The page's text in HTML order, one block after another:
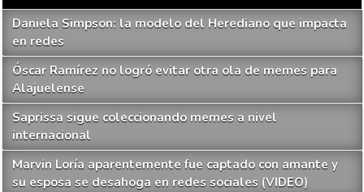
Daniela Simpson: la modelo del Herediano que impacta
en redes
Óscar Ramírez no logró evitar otra ola de memes para
Alajuelense
Saprissa sigue coleccionando memes a nivel
internacional
Marvin Loría aparentemente fue captado con amante y
su esposa se desahoga en redes sociales (VIDEO)